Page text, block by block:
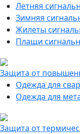
Летняя
Зимняя
Жилеты
Плащи
Защита от
Одежда для
Одежда для
Защита от